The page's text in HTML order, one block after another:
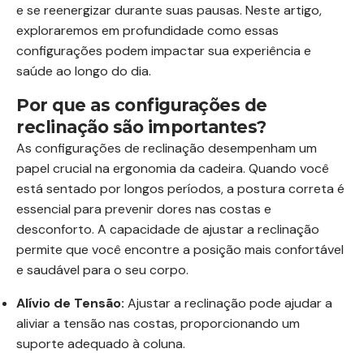
e se reenergizar durante suas pausas. Neste artigo,
exploraremos em profundidade como essas
configurações podem impactar sua experiência e
saúde ao longo do dia.
Por que as configurações de
reclinação são importantes?
As configurações de reclinação desempenham um
papel crucial na ergonomia da cadeira. Quando você
está sentado por longos períodos, a postura correta é
essencial para prevenir dores nas costas e
desconforto. A capacidade de ajustar a reclinação
permite que você encontre a posição mais confortável
e saudável para o seu corpo.
Alívio de Tensão: Ajustar a reclinação pode ajudar a
aliviar a tensão nas costas, proporcionando um
suporte adequado à coluna.